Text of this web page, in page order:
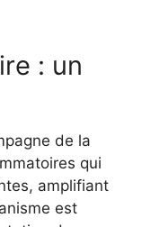
: un
de la
qui
amplifiant
est